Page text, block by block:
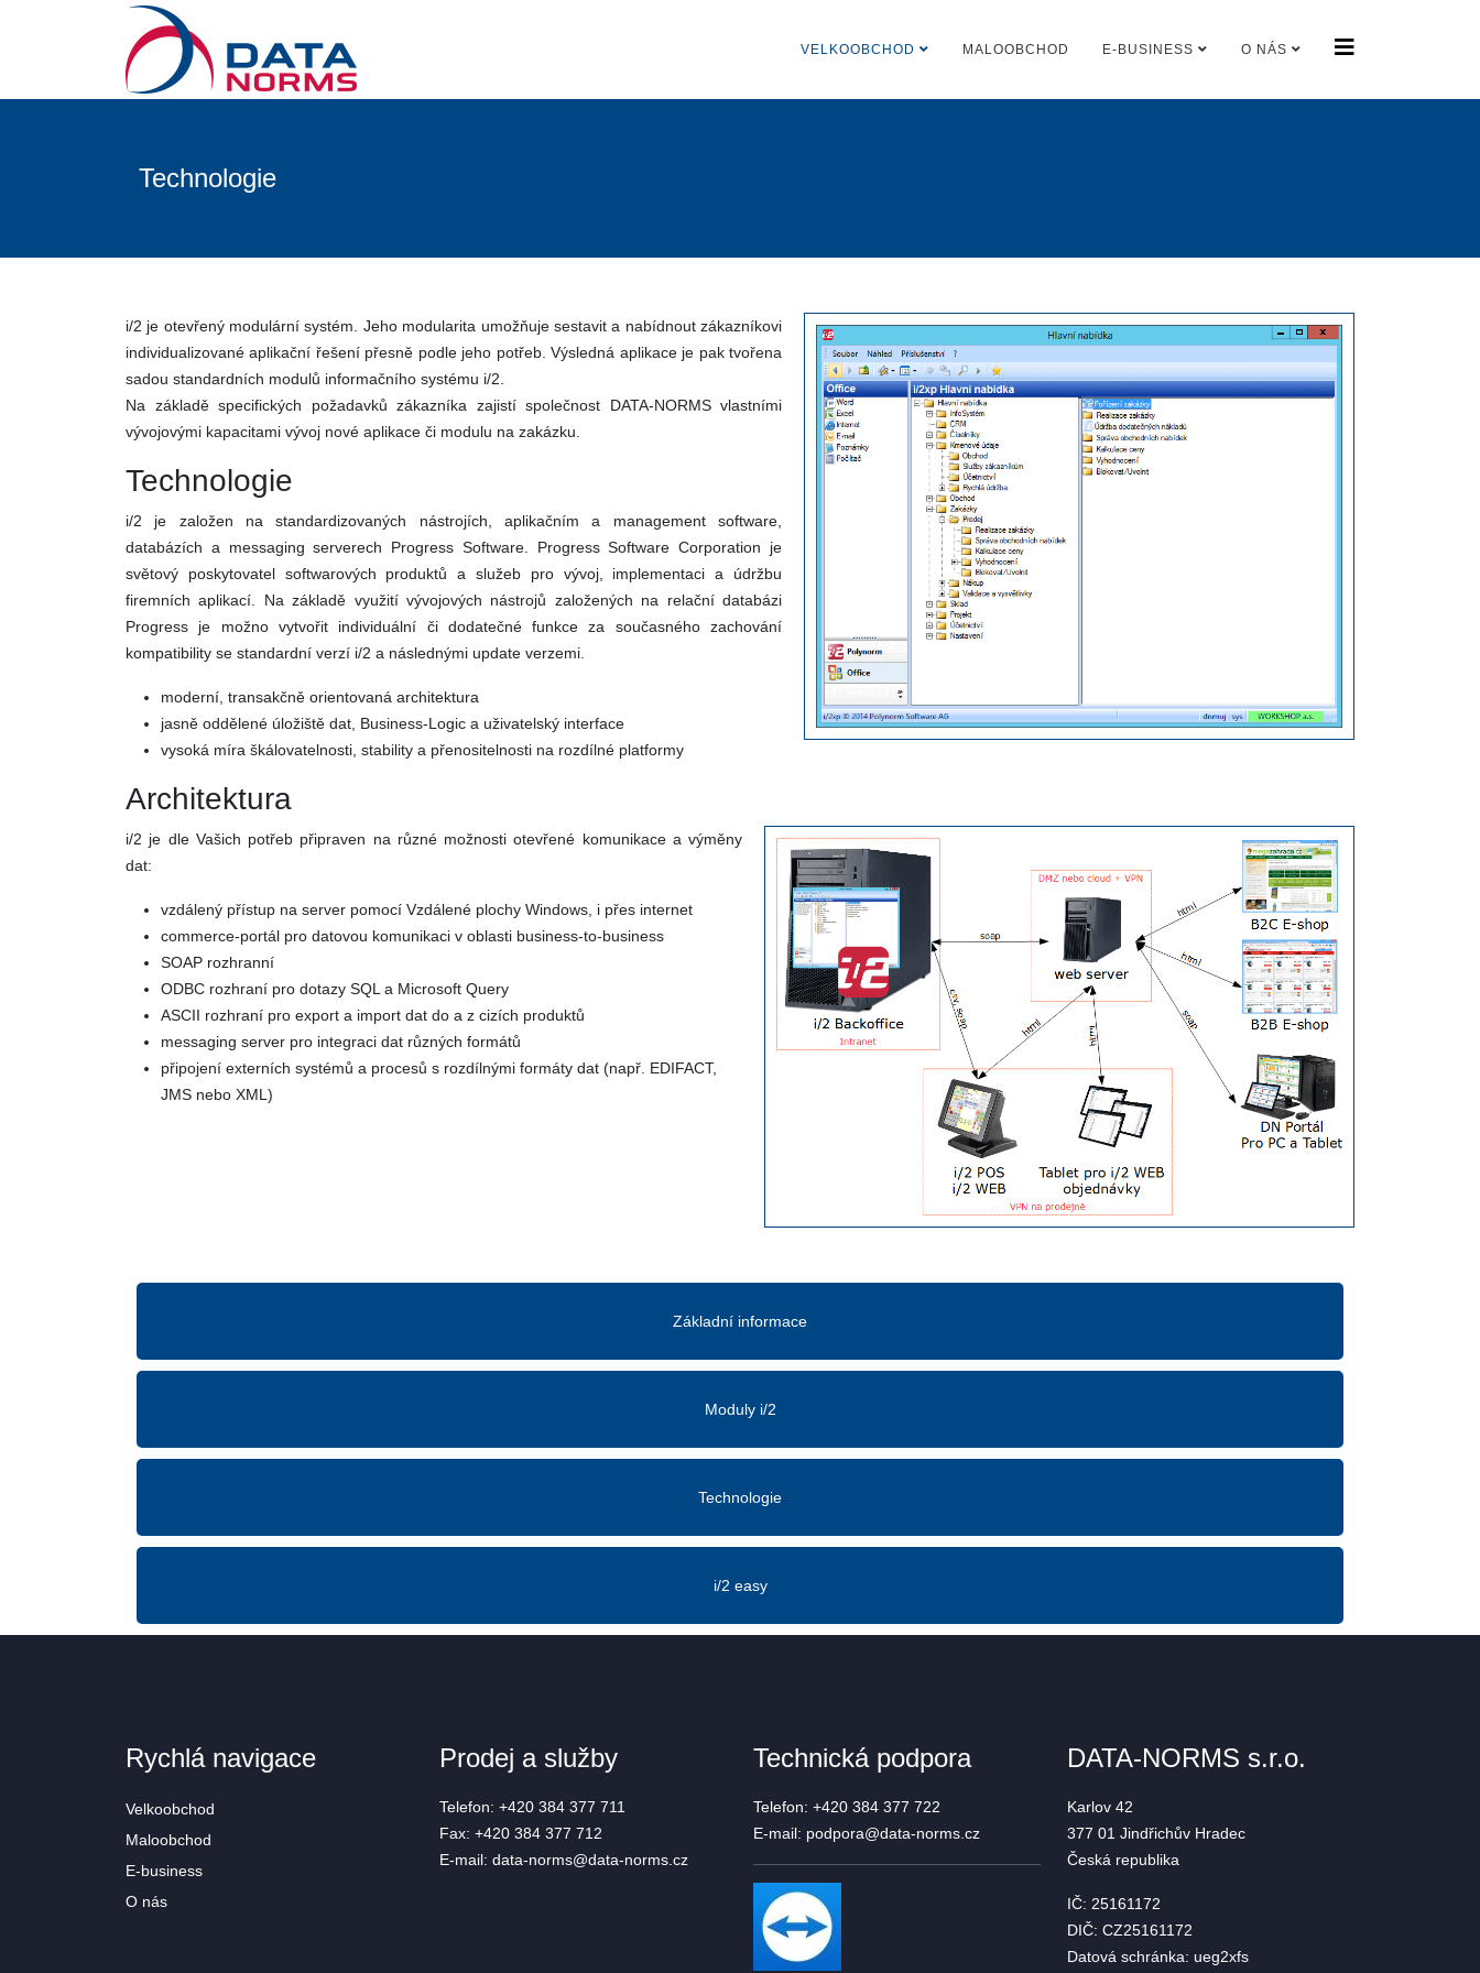
VELKOOBCHOD MALOOBCHOD E-BUSINESS O NÁS
Technologie
i/2 je otevřený modulární systém. Jeho modularita umožňuje sestavit a nabídnout zákazníkovi
individualizované aplikační řešení přesně podle jeho potřeb. Výsledná aplikace je pak tvořena
sadou standardních modulů informačního systému i/2.
Na základě specifických požadavků zákazníka zajistí společnost DATA-NORMS vlastními
vývojovými kapacitami vývoj nové aplikace či modulu na zakázku.
Technologie
i/2 je založen na standardizovaných nástrojích, aplikačním a management software,
databázích a messaging serverech Progress Software. Progress Software Corporation je
světový poskytovatel softwarových produktů a služeb pro vývoj, implementaci a údržbu
firemních aplikací. Na základě využití vývojových nástrojů založených na relační databázi
Progress je možno vytvořit individuální či dodatečné funkce za současného zachování
kompatibility se standardní verzí i/2 a následnými update verzemi.
moderní, transakčně orientovaná architektura
jasně oddělené úložiště dat, Business-Logic a uživatelský interface
vysoká míra škálovatelnosti, stability a přenositelnosti na rozdílné platformy
Architektura
i/2 je dle Vašich potřeb připraven na různé možnosti otevřené komunikace a výměny
dat:
vzdálený přístup na server pomocí Vzdálené plochy Windows, i přes internet
commerce-portál pro datovou komunikaci v oblasti business-to-business
SOAP rozhranní
ODBC rozhraní pro dotazy SQL a Microsoft Query
ASCII rozhraní pro export a import dat do a z cizích produktů
messaging server pro integraci dat různých formátů
připojení externích systémů a procesů s rozdílnými formáty dat (např. EDIFACT,
JMS nebo XML)
Základní informace
Moduly i/2
Technologie
i/2 easy
Rychlá navigace
Velkoobchod
Maloobchod
E-business
O nás
Prodej a služby
Telefon: +420 384 377 711
Fax: +420 384 377 712
E-mail: data-norms@data-norms.cz
Technická podpora
Telefon: +420 384 377 722
E-mail: podpora@data-norms.cz
DATA-NORMS s.r.o.
Karlov 42
377 01 Jindřichův Hradec
Česká republika
IČ: 25161172
DIČ: CZ25161172
Datová schránka: ueg2xfs